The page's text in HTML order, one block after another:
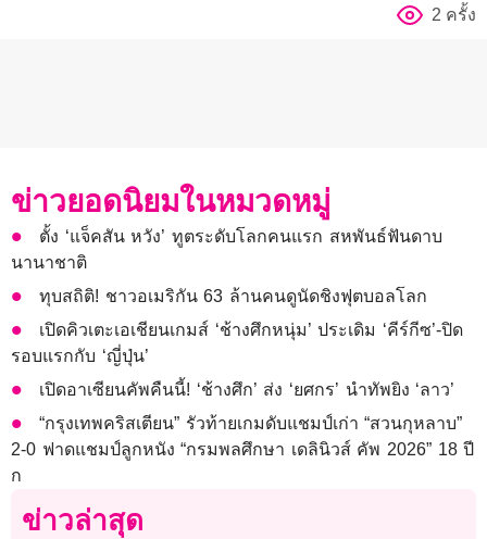
2 ครั้ง
ข่าวยอดนิยมในหมวดหมู่
ตั้ง ‘แจ็คสัน หวัง’ ทูตระดับโลกคนแรก สหพันธ์ฟันดาบ
นานาชาติ
ทุบสถิติ! ชาวอเมริกัน 63 ล้านคนดูนัดชิงฟุตบอลโลก
เปิดคิวเตะเอเชียนเกมส์ ‘ช้างศึกหนุ่ม’ ประเดิม ‘คีร์กีซ’-ปิด
รอบแรกกับ ‘ญี่ปุ่น’
เปิดอาเซียนคัพคืนนี้! ‘ช้างศึก’ ส่ง ‘ยศกร’ นำทัพยิง ‘ลาว’
“กรุงเทพคริสเตียน” รัวท้ายเกมดับแชมป์เก่า “สวนกุหลาบ”
2-0 ฟาดแชมป์ลูกหนัง “กรมพลศึกษา เดลินิวส์ คัพ 2026” 18 ปี
ก
ข่าวล่าสุด